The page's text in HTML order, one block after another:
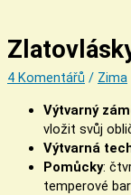
4 Komentářů / Zima
Výtvarný
vložit svůj
Výtvarná
Pomůcky:
temperové